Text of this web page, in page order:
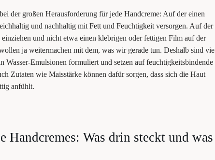
der gro­ßen Her­aus­for­de­rung für jede Hand­creme: Auf der einen
und nach­hal­tig mit Fett und Feuch­tig­keit ver­sor­gen. Auf der
und nicht etwa einen kleb­ri­gen oder fet­ti­gen Film auf der
ja wei­ter­ma­chen mit dem, was wir gera­de tun. Des­halb sind
Was­ser-Emul­sio­nen for­mu­liert und set­zen auf feuch­tig­keits­bin­den­de
Zuta­ten wie Mais­stär­ke kön­nen dafür sor­gen, dass sich die Haut
anfühlt.
Hand­cremes: Was drin steckt und was